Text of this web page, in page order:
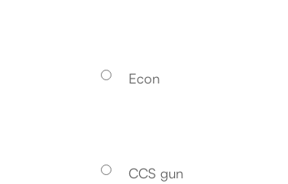
Econ
CCS gun